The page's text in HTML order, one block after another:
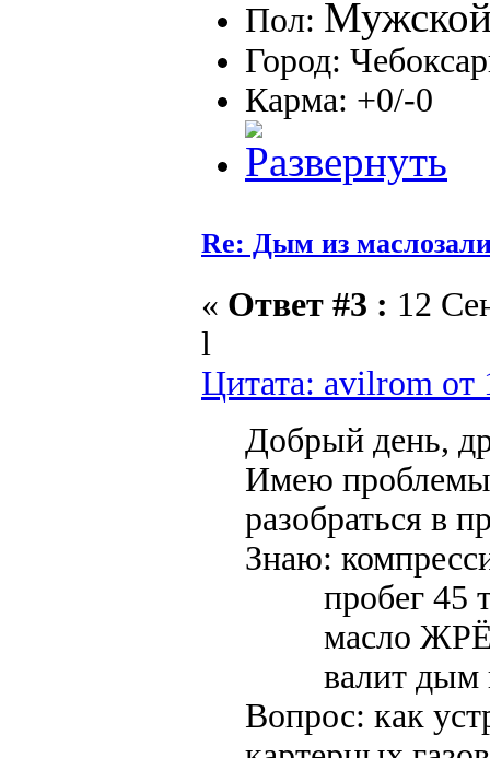
Пол:
Город:
Карма: +0/-0
Re: Дым из
« Ответ #3 : 12
l
Цитата: avilrom
Добрый день,
Имею проблемы
разобраться в
Знаю:
пробег 45
масло
валит дым из
Вопрос: как